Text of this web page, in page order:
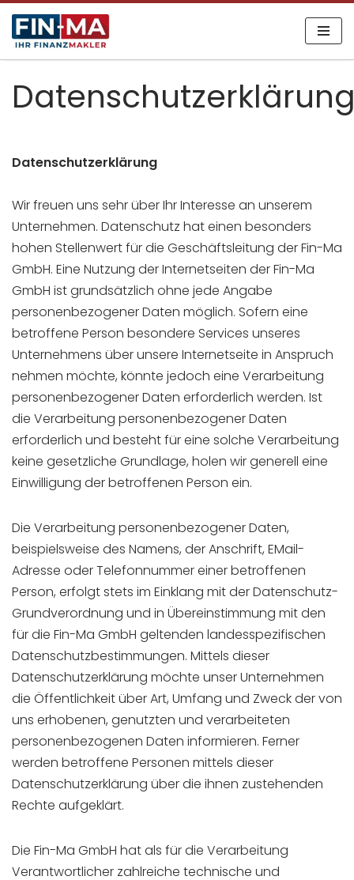
Zum
Inhalt
springen
Datenschutzerklärung
Wir freuen uns sehr über Ihr Interesse an unserem
Unternehmen. Datenschutz hat einen besonders
hohen Stellenwert für die Geschäftsleitung der Fin-Ma
GmbH. Eine Nutzung der Internetseiten der Fin-Ma
GmbH ist grundsätzlich ohne jede Angabe
personenbezogener Daten möglich. Sofern eine
betroffene Person besondere Services unseres
Unternehmens über unsere Internetseite in Anspruch
nehmen möchte, könnte jedoch eine Verarbeitung
personenbezogener Daten erforderlich werden. Ist
die Verarbeitung personenbezogener Daten
erforderlich und besteht für eine solche Verarbeitung
keine gesetzliche Grundlage, holen wir generell eine
Einwilligung der betroffenen Person ein.
Die Verarbeitung personenbezogener Daten,
beispielsweise des Namens, der Anschrift, EMail-
Adresse oder Telefonnummer einer betroffenen
Person, erfolgt stets im Einklang mit der Datenschutz-
Grundverordnung und in Übereinstimmung mit den
für die Fin-Ma GmbH geltenden landesspezifischen
Datenschutzbestimmungen. Mittels dieser
Datenschutzerklärung möchte unser Unternehmen
die Öffentlichkeit über Art, Umfang und Zweck der von
uns erhobenen, genutzten und verarbeiteten
personenbezogenen Daten informieren. Ferner
werden betroffene Personen mittels dieser
Datenschutzerklärung über die ihnen zustehenden
Rechte aufgeklärt.
Die Fin-Ma GmbH hat als für die Verarbeitung
Verantwortlicher zahlreiche technische und